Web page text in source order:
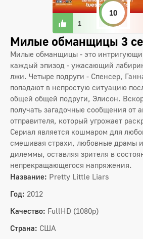
1
10
Милые обманщицы 3
Милые обманщицы - это
каждый эпизод - ужасающий
лжи. Четыре подруги - Спенсер,
попадают в непростую ситуацию
общей общей подруги, Элисон.
получать загадочные сообщения от
отправителя, который угрожает
Сериал является кошмаром для
смешивая страхи, любовные драмы
дилеммы, оставляя зрителя в
непрекращающегося напряжения.
Название: Pretty Little Liars
Год: 2012
Качество: FullHD (1080p)
Страна: США